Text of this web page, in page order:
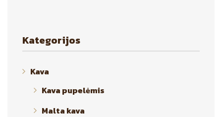
Kategorijos
Kava
Kava pupelėmis
Malta kava